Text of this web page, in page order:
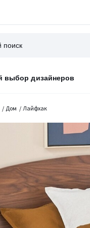
выбор дизайнеров
Дом Лайфхак